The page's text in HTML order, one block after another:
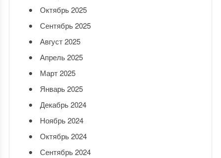
Октябрь 2025
Сентябрь 2025
Август 2025
Апрель 2025
Март 2025
Январь 2025
Декабрь 2024
Ноябрь 2024
Октябрь 2024
Сентябрь 2024